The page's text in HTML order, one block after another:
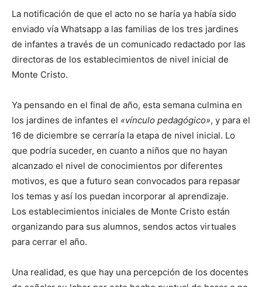
La notificación de que el acto no se haría ya había sido
enviado vía Whatsapp a las familias de los tres jardines
de infantes a través de un comunicado redactado por las
directoras de los establecimientos de nivel inicial de
Monte Cristo.
Ya pensando en el final de año, esta semana culmina en
los jardines de infantes el «vínculo pedagógico», y para el
16 de diciembre se cerraría la etapa de nivel inicial. Lo
que podría suceder, en cuanto a niños que no hayan
alcanzado el nivel de conocimientos por diferentes
motivos, es que a futuro sean convocados para repasar
los temas y así los puedan incorporar al aprendizaje.
Los establecimientos iniciales de Monte Cristo están
organizando para sus alumnos, sendos actos virtuales
para cerrar el año.
Una realidad, es que hay una percepción de los docentes